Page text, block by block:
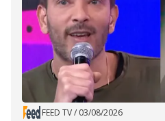
FEED TV/ 03/08/2026